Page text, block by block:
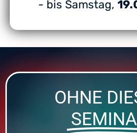
- bis Samstag,
OHNE